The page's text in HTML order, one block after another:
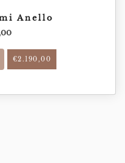
Anello
€2.190,00